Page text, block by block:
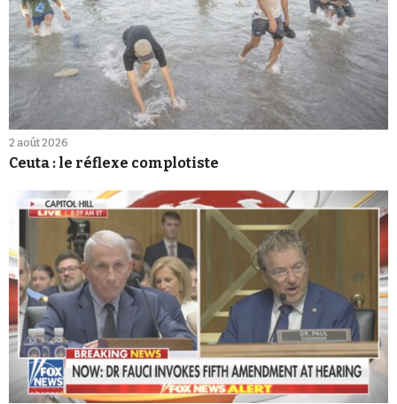
2 août 2026
Ceuta : le réflexe complotiste